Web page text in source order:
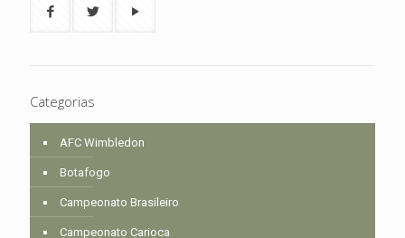
Categorias
AFC Wimbledon
Botafogo
Campeonato Brasileiro
Campeonato Carioca